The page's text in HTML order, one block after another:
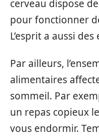
cerveau dispose
pour fonctionner
L’esprit a aussi
Par ailleurs,
alimentaires
sommeil. Par
un repas copieux
vous endormir.